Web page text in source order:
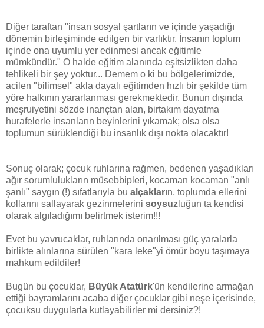
Diğer taraftan "insan sosyal şartların ve içinde yaşadığı
dönemin birleşiminde edilgen bir varlıktır. İnsanın toplum
içinde ona uyumlu yer edinmesi ancak eğitimle
mümkündür." O halde eğitim alanında eşitsizlikten daha
tehlikeli bir şey yoktur... Demem o ki bu bölgelerimizde,
acilen "bilimsel" akla dayalı eğitimden hızlı bir şekilde tüm
yöre halkının yararlanması gerekmektedir. Bunun dışında
meşruiyetini sözde inançtan alan, birtakım dayatma
hurafelerle insanların beyinlerini yıkamak; olsa olsa
toplumun sürüklendiği bu insanlık dışı nokta olacaktır!
Sonuç olarak; çocuk ruhlarına rağmen, bedenen yaşadıkları
ağır sorumlulukların müsebbipleri, kocaman kocaman "anlı
şanlı" saygın (!) sıfatlarıyla bu alçakların, toplumda ellerini
kollarını sallayarak gezinmelerini soysuz luğun ta kendisi
olarak algıladığımı belirtmek isterim!!!
Evet bu yavrucaklar, ruhlarında onarılması güç yaralarla
birlikte alınlarına sürülen "kara leke"yi ömür boyu taşımaya
mahkum edildiler!
Bugün bu çocuklar, Büyük Atatürk'ün kendilerine armağan
ettiği bayramlarını acaba diğer çocuklar gibi neşe içerisinde,
çocuksu duygularla kutlayabilirler mi dersiniz?!